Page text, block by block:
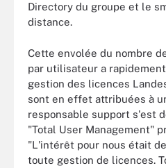
Directory du groupe et le
distance.
Cette envolée du nombre
par utilisateur a
gestion des licences
sont en effet attribuées à
responsable support s'est
"Total User Management"
"L'intérêt pour nous était
toute gestion de licences.